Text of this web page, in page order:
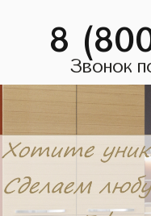
8
Звонок